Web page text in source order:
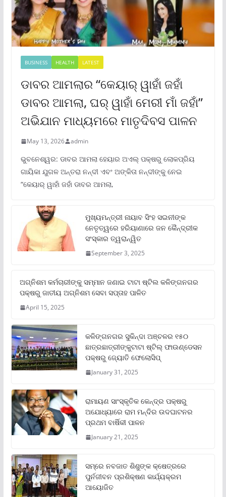
BUSINESS HEALTH LATEST
ଡାବର ଆମଲାର “କେୟାର୍ ୱାହାଁ ଜହାଁ
ଡାବର ଆମଲା, ଘର୍ ୱାହାଁ ମେରୀ ମାଁ ଜହାଁ”
ଅଭିଯାନ ମାଧ୍ୟମରେ ମାତୃଦିବସ ପାଳନ
May 13, 2026 admin
ଭୁବନେଶ୍ୱର: ଡାବର ଆମଲା ହେୟାର ଅଏଲ୍ ପକ୍ଷରୁ ଲୋକପ୍ରିୟ
ଗାୟିକା ଯୁଗଳ ଅନ୍ତରା ନନ୍ଦୀ ଏବଂ ଅଙ୍କିତା ନନ୍ଦୀଙ୍କୁ ନେଇ
“କେୟାର୍ ୱାହାଁ ଜହାଁ ଡାବର ଆମଲା,
ମୁଖ୍ୟମନ୍ତ୍ରୀ ନାୟାବ ସିଂହ ସଇନୀଙ୍କ
ନେତୃତ୍ୱରେ ହରିୟାଣାରେ ଜନ କୈନ୍ଦ୍ରୀକ
ସଂସ୍କାର ତ୍ୱରାନ୍ୱିତ
September 3, 2025
ଅଗ୍ନିଶମ କର୍ମଚାରୀଙ୍କୁ ସମ୍ମାନ ଜଣାଇ ଟାଟା ଷ୍ଟିଲ କଳିଙ୍ଗନଗର
ପକ୍ଷରୁ ଜାତୀୟ ଅଗ୍ନିଶମ ସେବା ସପ୍ତାହ ପାଳିତ
April 15, 2025
କଳିଙ୍ଗନଗର ସୁକିନ୍ଦା ଅଞ୍ଚଳର ୧୫୦
ଛାତ୍ରଛାତ୍ରୀଙ୍କୁଟାଟା ଷ୍ଟିଲ୍ ଫାଉଣ୍ଡେସନ
ପକ୍ଷରୁ ଜ୍ୟୋତି ଫେଲୋସିପ୍‌
January 31, 2025
ରାମାୟଣ ସାଂସ୍କୃତିକ କେନ୍ଦ୍ର ପକ୍ଷରୁ
ଅଯୋଧ୍ୟାରେ ରାମ ମନ୍ଦିର ଉଦଘାଟନର
ପ୍ରଥମ ବାର୍ଷିକୀ ପାଳନ
January 21, 2025
ସମ୍‌ରେ ନବଜାତ ଶିଶୁଙ୍କ କ୍ଷେତ୍ରରେ
ପୁର୍ନଜୀବନ ପ୍ରଶିକ୍ଷଣ କାର୍ଯ୍ୟକ୍ରମ
ଆୟୋଜିତ